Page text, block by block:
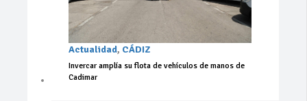
Actualidad, CÁDIZ
Invercar amplía su flota de vehículos de manos de
Cadimar